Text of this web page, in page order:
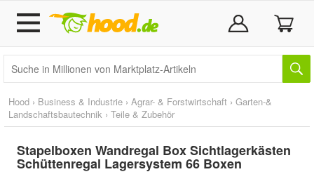
Hood › Business & Industrie › Agrar- & Forstwirtschaft › Garten-&
Landschaftsbautechnik › Teile & Zubehör
Stapelboxen Wandregal Box Sichtlagerkästen
Schüttenregal Lagersystem 66 Boxen